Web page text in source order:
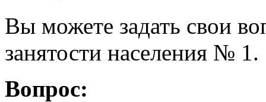
Вы можете задать свои
занятости населения № 1.
Вопрос: